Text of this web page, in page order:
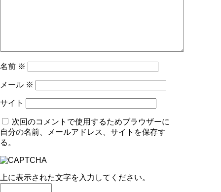
名前 ※
メール ※
サイト
次回のコメントで使用するためブラウザーに
自分の名前、メールアドレス、サイトを保存す
る。
上に表示された文字を入力してください。